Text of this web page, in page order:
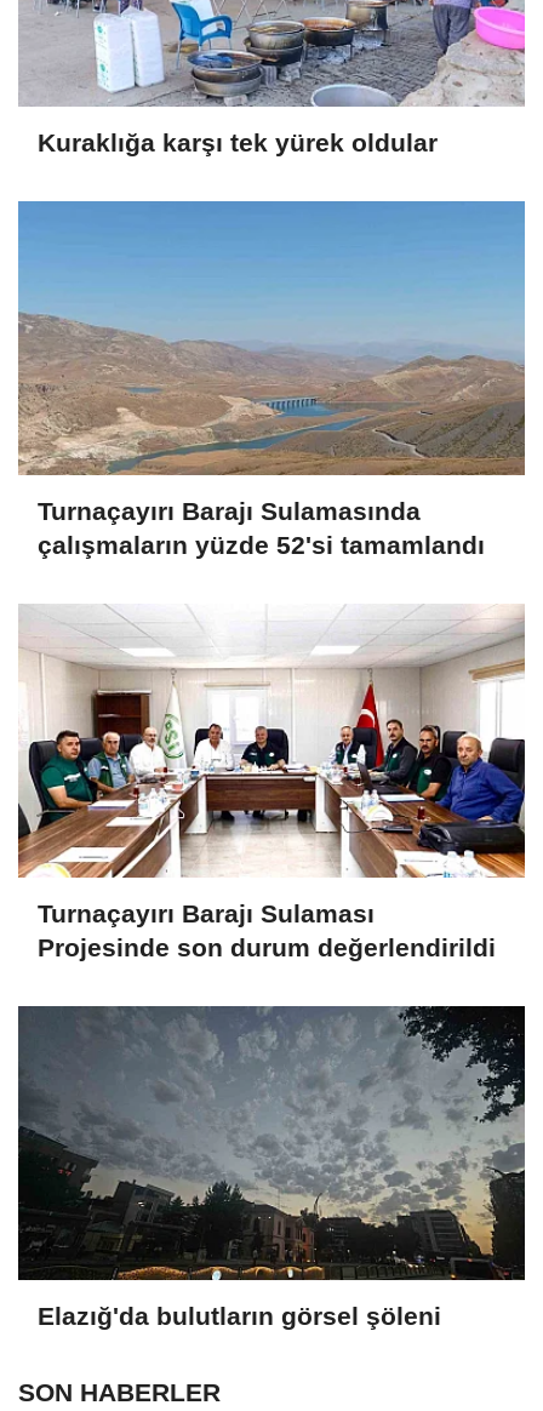
Kuraklığa karşı tek yürek oldular
Turnaçayırı Barajı Sulamasında
çalışmaların yüzde 52'si tamamlandı
Turnaçayırı Barajı Sulaması
Projesinde son durum değerlendirildi
Elazığ'da bulutların görsel şöleni
SON HABERLER